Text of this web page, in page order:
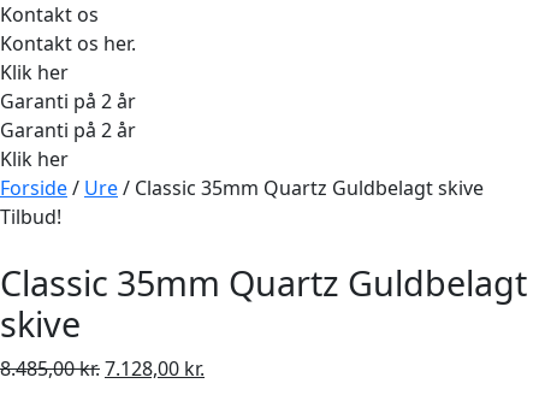
Kontakt os
Kontakt os her.
Klik her
Garanti på 2 år
Garanti på 2 år
Klik her
Forside/ Ure/ Classic 35mm Quartz Guldbelagt skive
Tilbud!
Classic 35mm Quartz Guldbelagt
skive
8.485,00kr.Den
7.128,00 kr.